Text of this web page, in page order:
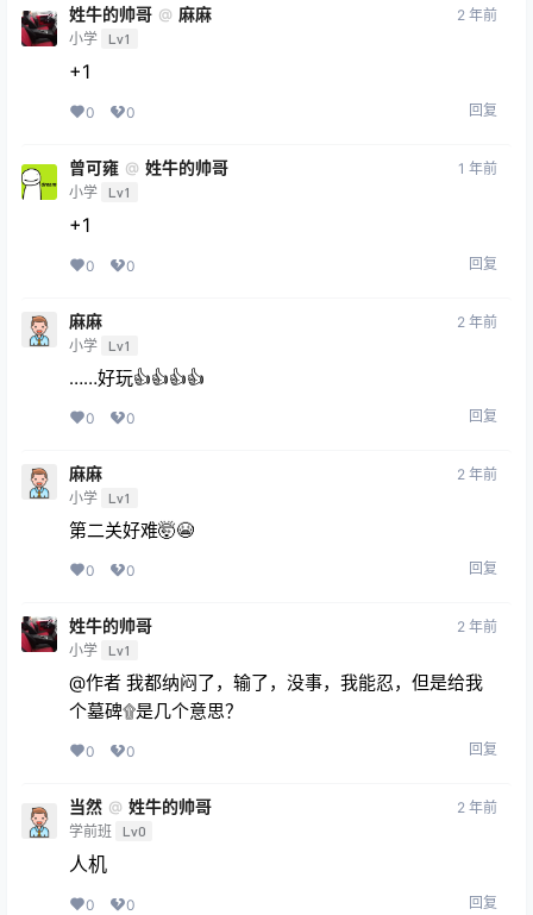
姓牛的帅哥 @ 麻麻
小学 Lv1
2 年前
+1
0 0 回复
曾可雍 @ 姓牛的帅哥
小学 Lv1
1 年前
+1
0 0 回复
麻麻
小学 Lv1
2 年前
……好玩👍👍👍👍
0 0 回复
麻麻
小学 Lv1
2 年前
第二关好难🤯😭
0 0 回复
姓牛的帅哥
小学 Lv1
2 年前
@作者 我都纳闷了，输了，没事，我能忍，但是给我
个墓碑۩是几个意思？
0 0 回复
当然 @ 姓牛的帅哥
学前班 Lv0
2 年前
人机
0 0 回复